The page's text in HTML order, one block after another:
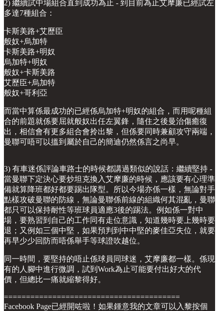
2) 繼續試中場組合直到成功為止 - 到目前為止艾摩廉已經試左
多達7種組合：
卡斯美路+艾歷臣
般奴+烏加特
卡斯美路+明奴
烏加特+明奴
般奴+卡斯美路
艾歷臣+烏加特
般奴+哥利亞
而當中算係最成功的已經係烏加特+明奴的組合，而用呢種組
合的前題就係要屈就般奴出任左翼鋒，隨住之後曼治傷癒復
出，相信會有更多組合會拎出黎，但係要同時兼顧攻守兩端，
曼聯可唔可以搵到屬於自己的簡迪仍然係言之尚早。
3) 有車迷係評論車路士的時候都講過類似的說話：繼續堅持 -
當曼聯下定決心要炒坦克換入艾摩廉的時候，應該要有心理準
備就算降班都好都要踢出隊型。所以今場亦係一樣，無論對手
點樣攻破曼聯的防線，無論曼聯係前線的組織何其混亂，曼聯
都只可以保持耐性等班球員適應3後的踢法。例如係一對中
場，要熟習到自己的工作同有走位意識，知道幾時要上幾時要
退；又例如三個中堅，如果預判到中中堅的麥佳亞失位，就要
再早少少回防而唔係舉手等球證吹越位。
同一時間，要堅持的唔止係球員同球迷，艾摩廉都一樣。係現
有的人腳中進行微調，試到Work為止可能要付出好大的代
價，但總比一痛就縮黎得好。
========================================
Facebook Page已經開咗啦！如果鍾意我的文章可以入黎按個